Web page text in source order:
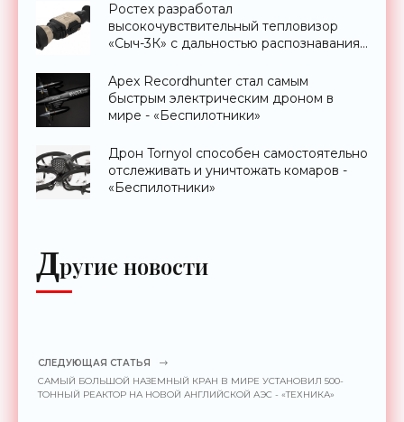
Ростех разработал
высокочувствительный тепловизор
«Сыч-3К» с дальностью распознавания
Apex Recordhunter стал самым
быстрым электрическим дроном в
мире - «Беспилотники»
Дрон Tornyol способен самостоятельно
отслеживать и уничтожать комаров -
«Беспилотники»
Другие новости
СЛЕДУЮЩАЯ СТАТЬЯ
САМЫЙ БОЛЬШОЙ НАЗЕМНЫЙ КРАН В МИРЕ УСТАНОВИЛ 500-
ТОННЫЙ РЕАКТОР НА НОВОЙ АНГЛИЙСКОЙ АЭС - «ТЕХНИКА»